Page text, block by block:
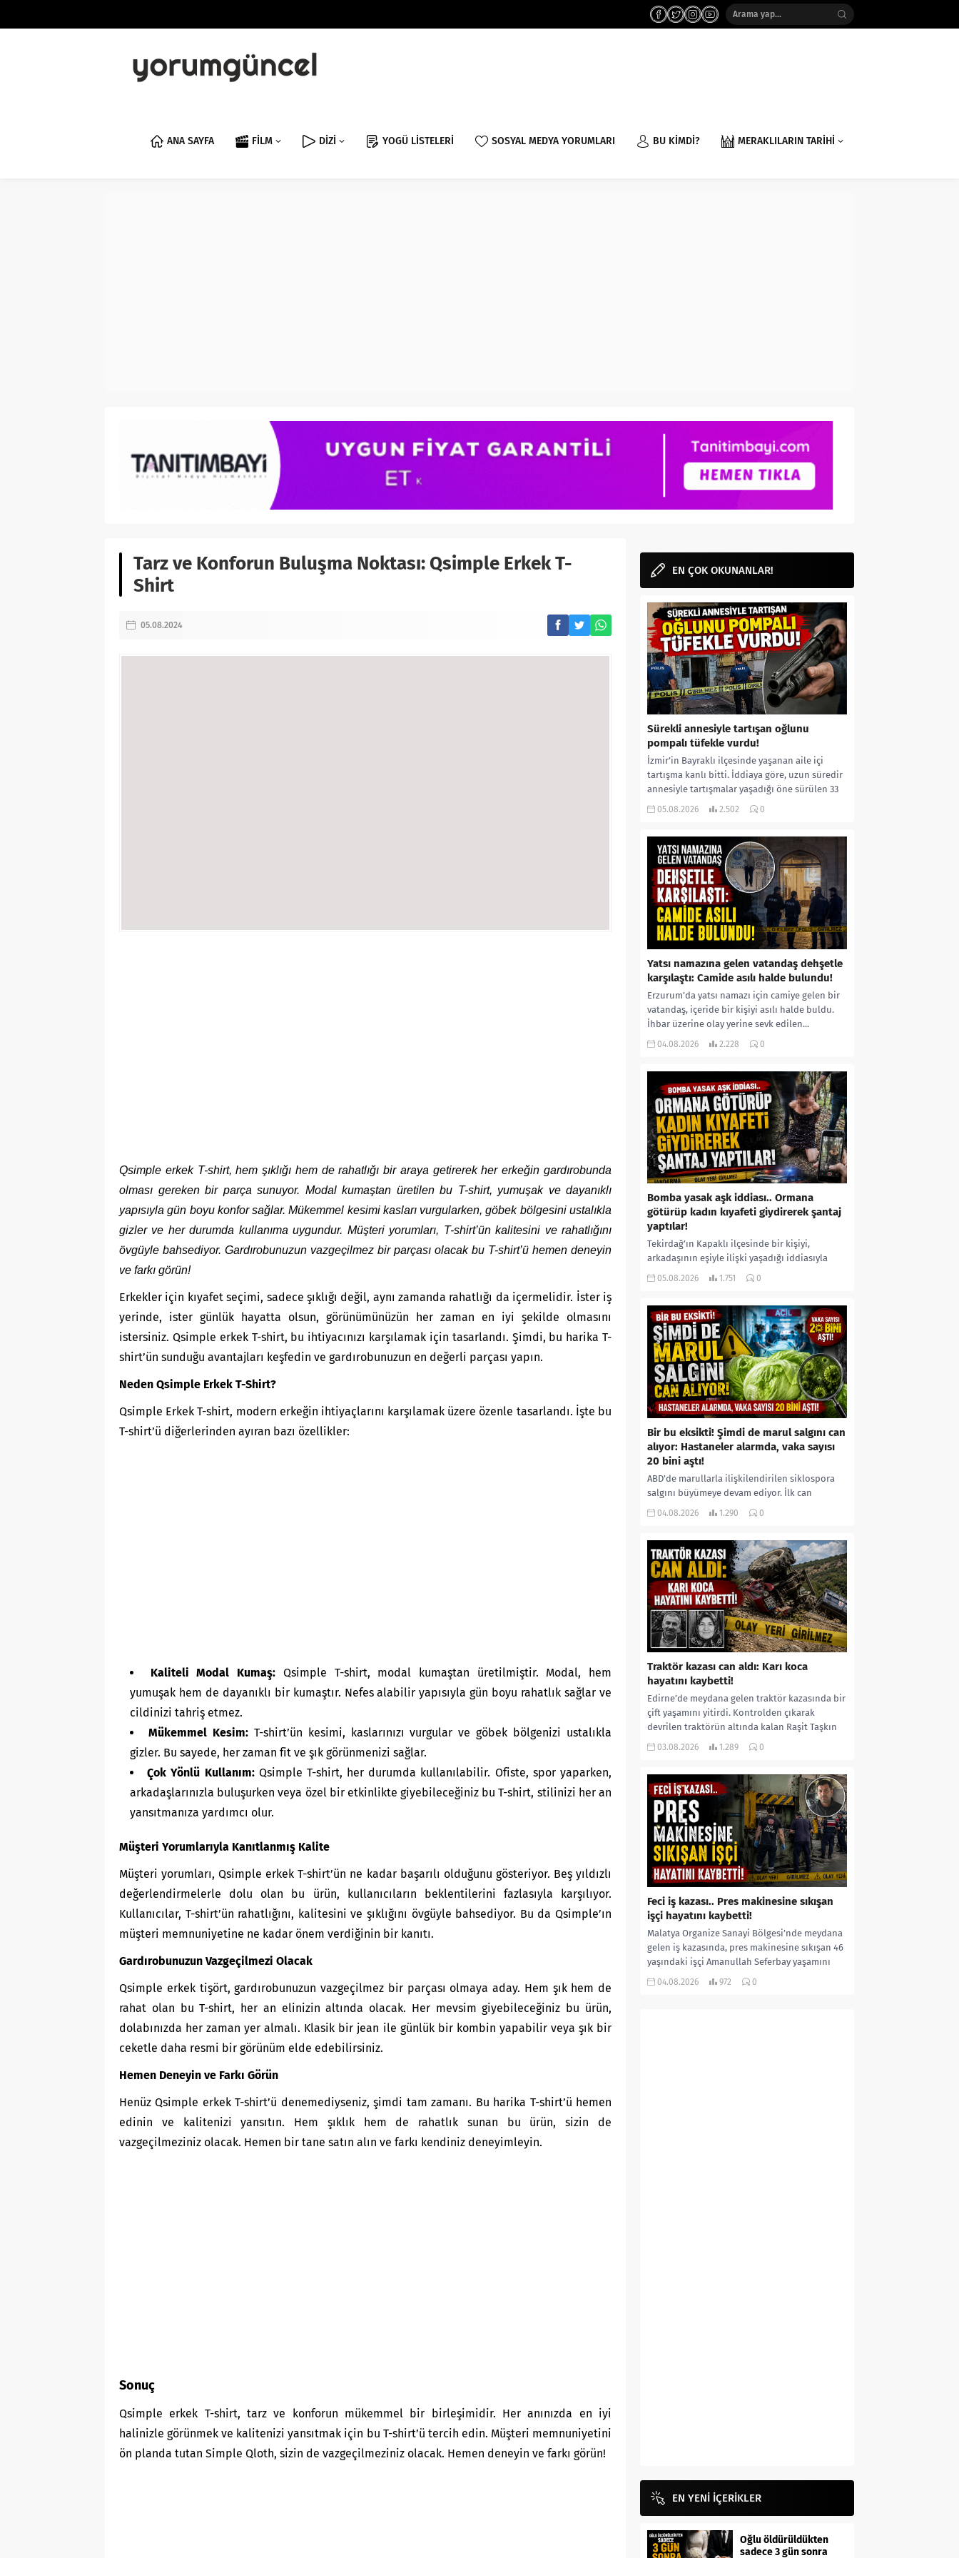
ANA SAYFA FİLM DİZİ YOGÜ LİSTELERİ SOSYAL MEDYA YORUMLARI BU KİMDİ? MERAKLILARIN TARİHİ
Tarz ve Konforun Buluşma Noktası: Qsimple Erkek T-
Shirt
05.08.2024
Qsimple erkek T-shirt, hem şıklığı hem de rahatlığı bir araya getirerek her erkeğin gardırobunda
olması gereken bir parça sunuyor. Modal kumaştan üretilen bu T-shirt, yumuşak ve dayanıklı
yapısıyla gün boyu konfor sağlar. Mükemmel kesimi kasları vurgularken, göbek bölgesini ustalıkla
gizler ve her durumda kullanıma uygundur. Müşteri yorumları, T-shirt’ün kalitesini ve rahatlığını
övgüyle bahsediyor. Gardırobunuzun vazgeçilmez bir parçası olacak bu T-shirt’ü hemen deneyin
ve farkı görün!
Erkekler için kıyafet seçimi, sadece şıklığı değil, aynı zamanda rahatlığı da içermelidir. İster iş
yerinde, ister günlük hayatta olsun, görünümünüzün her zaman en iyi şekilde olmasını
istersiniz. Qsimple erkek T-shirt, bu ihtiyacınızı karşılamak için tasarlandı. Şimdi, bu harika T-
shirt’ün sunduğu avantajları keşfedin ve gardırobunuzun en değerli parçası yapın.
Neden Qsimple Erkek T-Shirt?
Qsimple Erkek T-shirt, modern erkeğin ihtiyaçlarını karşılamak üzere özenle tasarlandı. İşte bu
T-shirt’ü diğerlerinden ayıran bazı özellikler:
Kaliteli Modal Kumaş: Qsimple T-shirt, modal kumaştan üretilmiştir. Modal, hem
yumuşak hem de dayanıklı bir kumaştır. Nefes alabilir yapısıyla gün boyu rahatlık sağlar ve
cildinizi tahriş etmez.
Mükemmel Kesim:T-shirt’ün kesimi, kaslarınızı vurgular ve göbek bölgenizi ustalıkla
gizler. Bu sayede, her zaman fit ve şık görünmenizi sağlar.
Çok Yönlü Kullanım:Qsimple T-shirt, her durumda kullanılabilir. Ofiste, spor yaparken,
arkadaşlarınızla buluşurken veya özel bir etkinlikte giyebileceğiniz bu T-shirt, stilinizi her an
yansıtmanıza yardımcı olur.
Müşteri Yorumlarıyla Kanıtlanmış Kalite
Müşteri yorumları, Qsimple erkek T-shirt’ün ne kadar başarılı olduğunu gösteriyor. Beş yıldızlı
değerlendirmelerle dolu olan bu ürün, kullanıcıların beklentilerini fazlasıyla karşılıyor.
Kullanıcılar, T-shirt’ün rahatlığını, kalitesini ve şıklığını övgüyle bahsediyor. Bu da Qsimple’ın
müşteri memnuniyetine ne kadar önem verdiğinin bir kanıtı.
Gardırobunuzun Vazgeçilmezi Olacak
Qsimple erkek tişört, gardırobunuzun vazgeçilmez bir parçası olmaya aday. Hem şık hem de
rahat olan bu T-shirt, her an elinizin altında olacak. Her mevsim giyebileceğiniz bu ürün,
dolabınızda her zaman yer almalı. Klasik bir jean ile günlük bir kombin yapabilir veya şık bir
ceketle daha resmi bir görünüm elde edebilirsiniz.
Hemen Deneyin ve Farkı Görün
Henüz Qsimple erkek T-shirt’ü denemediyseniz, şimdi tam zamanı. Bu harika T-shirt’ü hemen
edinin ve kalitenizi yansıtın. Hem şıklık hem de rahatlık sunan bu ürün, sizin de
vazgeçilmeziniz olacak. Hemen bir tane satın alın ve farkı kendiniz deneyimleyin.
Sonuç
Qsimple erkek T-shirt, tarz ve konforun mükemmel bir birleşimidir. Her anınızda en iyi
halinizle görünmek ve kalitenizi yansıtmak için bu T-shirt’ü tercih edin. Müşteri memnuniyetini
ön planda tutan Simple Qloth, sizin de vazgeçilmeziniz olacak. Hemen deneyin ve farkı görün!
EN ÇOK OKUNANLAR!
Sürekli annesiyle tartışan oğlunu
pompalı tüfekle vurdu!
İzmir’in Bayraklı ilçesinde yaşanan aile içi
tartışma kanlı bitti. İddiaya göre, uzun süredir
annesiyle tartışmalar yaşadığı öne sürülen 33
yaşındaki...
05.08.2026 2.502 0
Yatsı namazına gelen vatandaş dehşetle
karşılaştı: Camide asılı halde bulundu!
Erzurum’da yatsı namazı için camiye gelen bir
vatandaş, içeride bir kişiyi asılı halde buldu.
İhbar üzerine olay yerine sevk edilen...
04.08.2026 2.228 0
Bomba yasak aşk iddiası.. Ormana
götürüp kadın kıyafeti giydirerek şantaj
yaptılar!
Tekirdağ’ın Kapaklı ilçesinde bir kişiyi,
arkadaşının eşiyle ilişki yaşadığı iddiasıyla
ormanlık alana götürerek zorla kadın
05.08.2026 1.751 0
Bir bu eksikti! Şimdi de marul salgını can
alıyor: Hastaneler alarmda, vaka sayısı
20 bini aştı!
ABD’de marullarla ilişkilendirilen siklospora
salgını büyümeye devam ediyor. İlk can
kayıplarının yaşandığı salgında vaka sayısının
04.08.2026 1.290 0
Traktör kazası can aldı: Karı koca
hayatını kaybetti!
Edirne’de meydana gelen traktör kazasında bir
çift yaşamını yitirdi. Kontrolden çıkarak
devrilen traktörün altında kalan Raşit Taşkın
ile eşi Fatma...
03.08.2026 1.289 0
Feci iş kazası.. Pres makinesine sıkışan
işçi hayatını kaybetti!
Malatya Organize Sanayi Bölgesi’nde meydana
gelen iş kazasında, pres makinesine sıkışan 46
yaşındaki işçi Amanullah Seferbay yaşamını
yitirdi. Olayla ilgili...
04.08.2026 972 0
EN YENİ İÇERİKLER
Oğlu öldürüldükten
sadece 3 gün sonra